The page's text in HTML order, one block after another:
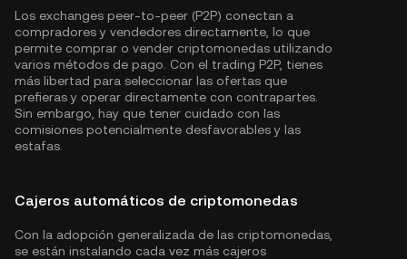
Los exchanges peer-to-peer (P2P) conectan a
compradores y vendedores directamente, lo que
permite comprar o vender criptomonedas utilizando
varios métodos de pago. Con el trading P2P, tienes
más libertad para seleccionar las ofertas que
prefieras y operar directamente con contrapartes.
Sin embargo, hay que tener cuidado con las
comisiones potencialmente desfavorables y las
estafas.
Cajeros automáticos de criptomonedas
Con la adopción generalizada de las criptomonedas,
se están instalando cada vez más cajeros